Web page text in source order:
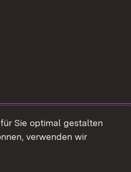
Sie optimal gestalten
verwenden wir